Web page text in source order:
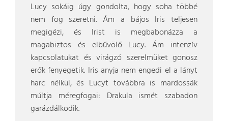
Lucy sokáig úgy gondolta, hogy soha többé
nem fog szeretni. Ám a bájos Iris teljesen
megigézi, és Irist is megbabonázza a
magabiztos és elbűvölő Lucy. Ám intenzív
kapcsolatukat és virágzó szerelmüket gonosz
erők fenyegetik. Iris anyja nem engedi el a lányt
harc nélkül, és Lucyt továbbra is mardossák
múltja méregfogai: Drakula ismét szabadon
garázdálkodik.